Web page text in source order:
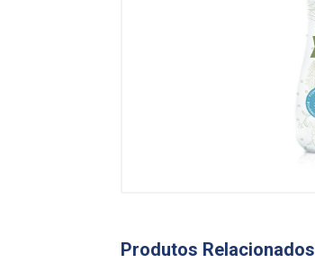
Produtos Relacionados